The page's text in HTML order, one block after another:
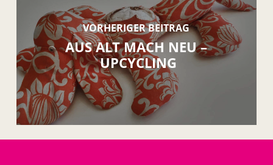
VORHERIGER BEITRAG
AUS ALT MACH NEU –
UPCYCLING